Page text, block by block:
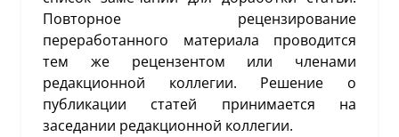
Повторное рецензирование
переработанного материала проводится
тем же рецензентом или членами
редакционной коллегии. Решение о
публикации статей принимается на
заседании редакционной коллегии.